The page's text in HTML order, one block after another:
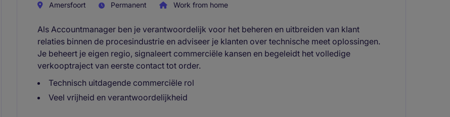
Amersfoort Permanent Work from home
Als Accountmanager ben je verantwoordelijk voor het beheren en uitbreiden van klant
relaties binnen de procesindustrie en adviseer je klanten over technische meet oplossingen.
Je beheert je eigen regio, signaleert commerciële kansen en begeleidt het volledige
verkooptraject van eerste contact tot order.
Technisch uitdagende commerciële rol
Veel vrijheid en verantwoordelijkheid